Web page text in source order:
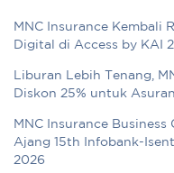
MNC Insurance Kembali
Digital di Access by KAI
Liburan Lebih Tenang,
Diskon 25% untuk
MNC Insurance
Ajang 15th Infobank-
2026